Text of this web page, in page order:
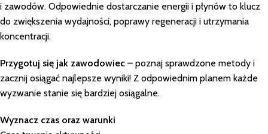
i zawodów. Odpowiednie dostarczanie energii i płynów to klucz
do zwiększenia wydajności, poprawy regeneracji i utrzymania
koncentracji.
Przygotuj się jak zawodowiec – poznaj sprawdzone metody i
zacznij osiągać najlepsze wyniki! Z odpowiednim planem każde
wyzwanie stanie się bardziej osiągalne.
Wyznacz czas oraz warunki